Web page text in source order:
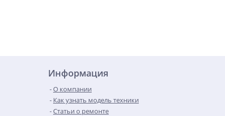
Информация
О компании
Как узнать модель техники
Статьи о ремонте